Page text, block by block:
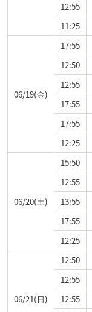
12:55
11:25
06/19(金)
17:55
12:50
12:55
17:55
17:55
12:25
06/20(土)
15:50
12:55
13:55
17:55
12:25
06/21(日)
12:50
12:55
12:55